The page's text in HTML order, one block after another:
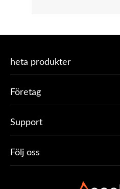
heta produkter
Företag
Support
Följ oss